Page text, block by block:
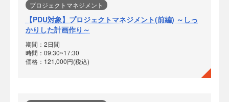
プロジェクトマネジメント
【PDU対象】プロジェクトマネジメント(前編) ～しっ
かりした計画作り～
期間：2日間
時間：09:30~17:30
価格：121,000円(税込)